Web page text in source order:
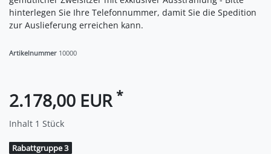
hinterlegen Sie Ihre Telefonnummer, damit Sie die Spedition
zur Auslieferung erreichen kann.
Artikelnummer 10000
2.178,00 EUR *
Inhalt 1 Stück
Rabattgruppe 3